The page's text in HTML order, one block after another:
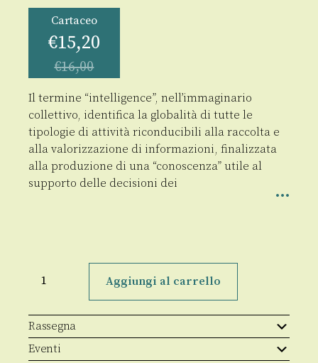
Cartaceo
€15,20
€16,00
Il termine “intelligence”, nell’immaginario
collettivo, identifica la globalità di tutte le
tipologie di attività riconducibili alla raccolta e
alla valorizzazione di informazioni, finalizzata
alla produzione di una “conoscenza” utile al
supporto delle decisioni dei
Source,
Cyberspace
quantità
Aggiungi al carrello
Rassegna
Eventi